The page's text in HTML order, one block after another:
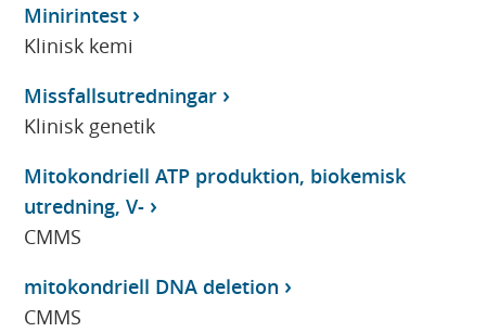
Minirintest
Klinisk kemi
Missfallsutredningar
Klinisk genetik
Mitokondriell ATP produktion, biokemisk
utredning, V-
CMMS
mitokondriell DNA deletion
CMMS